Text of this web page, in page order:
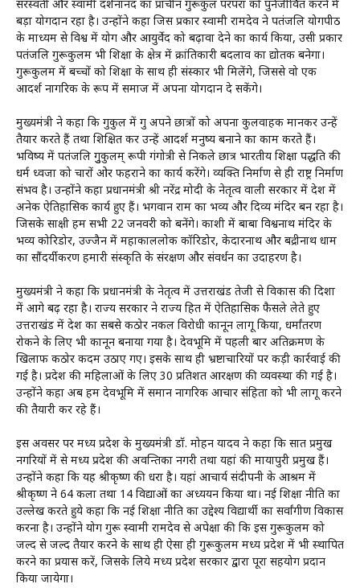
सरस्वती और स्वामी दर्शनानंद का प्राचीन गुरूकुल परंपरा को पुर्नजीर्वित करने में
बड़ा योगदान रहा है। उन्होंने कहा जिस प्रकार स्वामी रामदेव ने पतंजलि योगपीठ
के माध्यम से विश्व में योग और आयुर्वेद को बढ़ावा देने का कार्य किया, उसी प्रकार
पतंजलि गुरूकुलम भी शिक्षा के क्षेत्र में क्रांतिकारी बदलाव का द्योतक बनेगा।
गुरूकुलम में बच्चों को शिक्षा के साथ ही संस्कार भी मिलेंगे, जिससे वो एक
आदर्श नागरिक के रूप में समाज में अपना योगदान दे सकेंगे।
मुख्यमंत्री ने कहा कि गुरुकुल में गुरु अपने छात्रों को अपना कुलवाहक मानकर उन्हें
तैयार करते हैं तथा शिक्षित कर उन्हें आदर्श मनुष्य बनाने का काम करते हैं।
भविष्य में पतंजलि गुुरुकुलम् रूपी गंगोत्री से निकले छात्र भारतीय शिक्षा पद्धति की
धर्म ध्वजा को चारों ओर फहराने का कार्य करेंगे। व्यक्ति निर्माण से ही राष्ट्र निर्माण
संभव है। उन्होंने कहा प्रधानमंत्री श्री नरेंद्र मोदी के नेतृत्व वाली सरकार में देश में
अनेक ऐतिहासिक कार्य हुए हैं। भगवान राम का भव्य और दिव्य मंदिर बन रहा है।
जिसके साक्षी हम सभी 22 जनवरी को बनेंगे। काशी में बाबा विश्वनाथ मंदिर के
भव्य कोरिडोर, उज्जैन में महाकाललोक कॉरिडोर, केदारनाथ और बद्रीनाथ धाम
का सौंदर्यीकरण हमारी संस्कृति के संरक्षण और संवर्धन का उदाहरण है।
मुख्यमंत्री ने कहा कि प्रधानमंत्री के नेतृत्व में उत्तराखंड तेजी से विकास की दिशा
में आगे बढ़ रहा है। राज्य सरकार ने राज्य हित में ऐतिहासिक फैसले लेते हुए
उत्तराखंड में देश का सबसे कठोर नकल विरोधी कानून लागू किया, धर्मांतरण
रोकने के लिए भी कानून बनाया गया है। देवभूमि में पहली बार अतिक्रमण के
खिलाफ कठोर कदम उठाए गए। इसके साथ ही भ्रष्टाचारियों पर कड़ी कार्रवाई की
गई है। प्रदेश की महिलाओं के लिए 30 प्रतिशत आरक्षण की व्यवस्था की गई है।
उन्होंने कहा अब हम देवभूमि में समान नागरिक आचार संहिता को भी लागू करने
की तैयारी कर रहे हैं।
इस अवसर पर मध्य प्रदेश के मुख्यमंत्री डॉ. मोहन यादव ने कहा कि सात प्रमुख
नगरियों में से मध्य प्रदेश की अवन्तिका नगरी तथा यहां की मायापुरी प्रमुख हैं।
उन्होंने कहा कि यह श्रीकृष्ण की धरा है। यहां आचार्य संदीपनी के आश्रम में
श्रीकृष्ण ने 64 कला तथा 14 विद्याओं का अध्ययन किया था। नई शिक्षा नीति का
उल्लेख करते हुये कहा कि नई शिक्षा नीति का उद्देश्य विद्यार्थी का सर्वांगीण विकास
करना है। उन्होंने योग गुरू स्वामी रामदेव से अपेक्षा की कि इस गुरूकुलम को
जल्द से जल्द तैयार करने के साथ ही ऐसा ही गुरूकुलम मध्य प्रदेश में भी स्थापित
करने का प्रयास करें, जिसके लिये मध्य प्रदेश सरकार द्वारा पूरा सहयोग प्रदान
किया जायेगा।